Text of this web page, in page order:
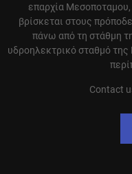
επαρχία
βρίσκεται στους
πάνω από τη στάθμη
υδροηλεκτρικό σταθμό της
Contact